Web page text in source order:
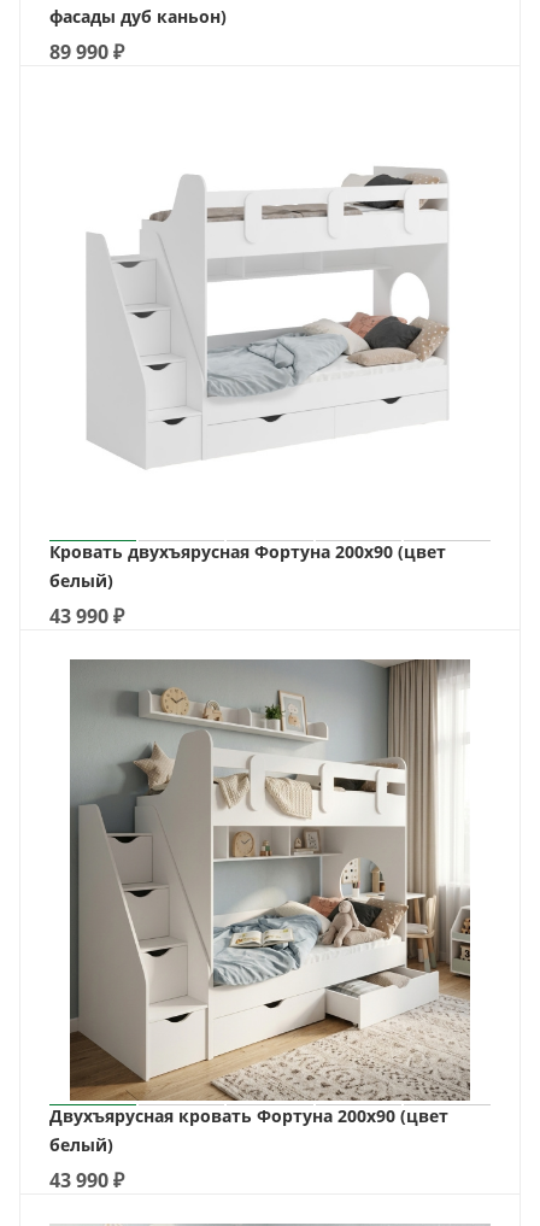
фасады дуб каньон)
89 990₽
Кровать двухъярусная Фортуна 200х90 (цвет
белый)
43 990₽
Двухъярусная кровать Фортуна 200х90 (цвет
белый)
43 990₽